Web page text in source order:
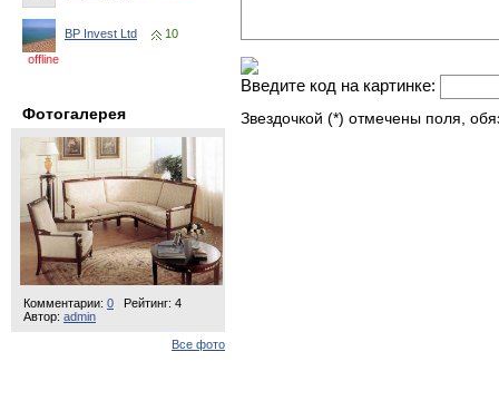
BP Invest Ltd
10
offline
Фотогалерея
Комментарии: 0
Рейтинг: 4
Автор: admin
Все фото
Введите код на картинке:
Звездочкой (*) отмечены поля,